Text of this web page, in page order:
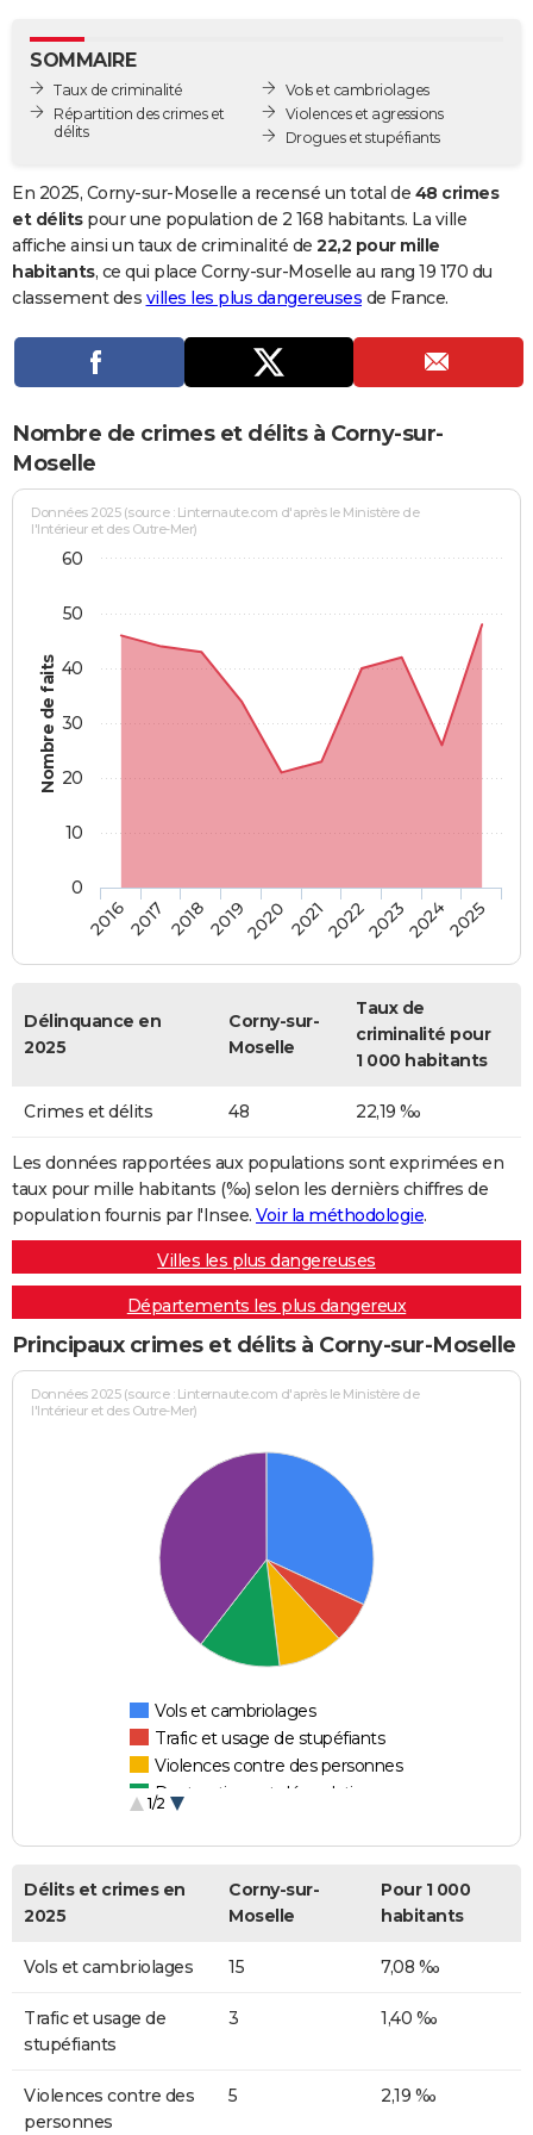
GUIDES D'ACHAT
BONS PLANS
Carte de Noël
Carte Bonne année
Carte Saint-Valentin
Carte Pâques
Carte d'anniversaire
DICTIONNAIRE
Dictionnaire
Biographies
Citations
Expressions
Proverbes
PROGRAMME TV
Se connecter
Entreprises
Service militaire
Avis de recherche
AVIS DE DÉCÈS
Bricolage
Lifestyle
Culture
Sport
Auto
Television
Voyage
Cinema
SOMMAIRE
Taux de criminalité
Répartition des crimes et
délits
Vols et cambriolages
Violences et agressions
Drogues et stupéfiants
En 2025, Corny-sur-Moselle a recensé un total de 48 crimes
et délitspour une population de 2 168 habitants. La ville
affiche ainsi un taux de criminalité de 22,2 pour mille
habitants, ce qui place Corny-sur-Moselle au rang 19 170 du
classement des villes les plus dangereuses de France.
Nombre de crimes et délits à Corny-sur-
Moselle
Nombre de faits
Données 2025 (source : Linternaute.com d'après le Ministère de
l'Intérieur et des Outre-Mer)
20162017 20182019202020212022202320242025
0
10
20
30
40
50
60
Délinquance en
2025
Corny-sur-
Moselle
Taux de
criminalité pour
1 000 habitants
Crimes et délits 48 22,19 ‰
Les données rapportées aux populations sont exprimées en
taux pour mille habitants (‰) selon les dernièrs chiffres de
population fournis par l'Insee. Voir la méthodologie.
Villes les plus dangereuses
Départements les plus dangereux
Principaux crimes et délits à Corny-sur-Moselle
Données 2025 (source : Linternaute.com d'après le Ministère de
l'Intérieur et des Outre-Mer)
Vols et cambriolages
Trafic et usage de stupéfiants
Violences contre des personnes
Destructions et dégradations
1/2
Délits et crimes en
2025
Corny-sur-
Moselle
Pour 1 000
habitants
Vols et cambriolages 15 7,08 ‰
Trafic et usage de
stupéfiants
3 1,40 ‰
Violences contre des
personnes
5 2,19 ‰